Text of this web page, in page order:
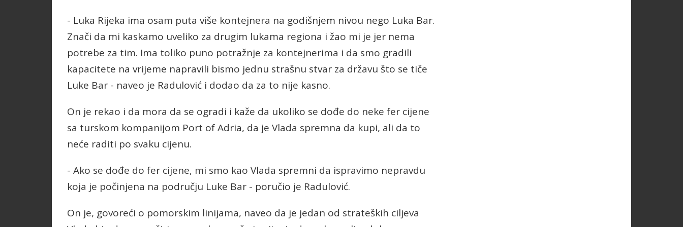
- Luka Rijeka ima osam puta više kontejnera na godišnjem nivou nego Luka Bar.
Znači da mi kaskamo uveliko za drugim lukama regiona i žao mi je jer nema
potrebe za tim. Ima toliko puno potražnje za kontejnerima i da smo gradili
kapacitete na vrijeme napravili bismo jednu strašnu stvar za državu što se tiče
Luke Bar - naveo je Radulović i dodao da za to nije kasno.
On je rekao i da mora da se ogradi i kaže da ukoliko se dođe do neke fer cijene
sa turskom kompanijom Port of Adria, da je Vlada spremna da kupi, ali da to
neće raditi po svaku cijenu.
- Ako se dođe do fer cijene, mi smo kao Vlada spremni da ispravimo nepravdu
koja je počinjena na području Luke Bar - poručio je Radulović.
On je, govoreći o pomorskim linijama, naveo da je jedan od strateških ciljeva